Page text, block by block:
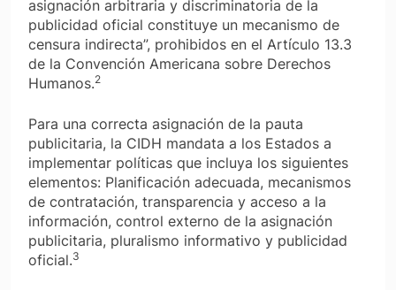
asignación arbitraria y discriminatoria de la
publicidad oficial constituye un mecanismo de
censura indirecta”, prohibidos en el Artículo 13.3
de la Convención Americana sobre Derechos
Humanos.2
Para una correcta asignación de la pauta
publicitaria, la CIDH mandata a los Estados a
implementar políticas que incluya los siguientes
elementos: Planificación adecuada, mecanismos
de contratación, transparencia y acceso a la
información, control externo de la asignación
publicitaria, pluralismo informativo y publicidad
oficial.3